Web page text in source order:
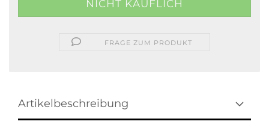
FRAGE ZUM PRODUKT
Artikelbeschreibung